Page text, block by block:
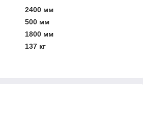
2400 мм
500 мм
1800 мм
137 кг